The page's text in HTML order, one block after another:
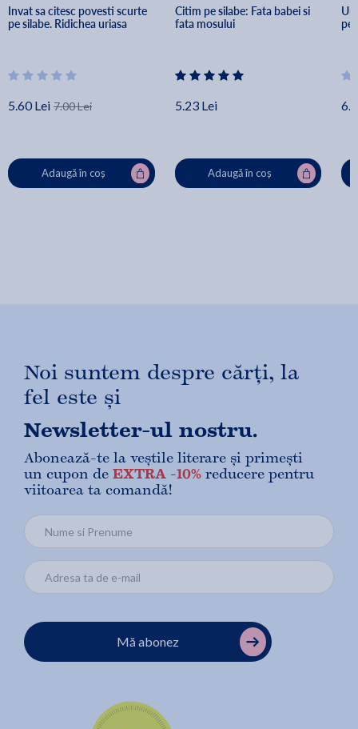
Invat sa citesc povesti scurte
pe silabe. Ridichea uriasa
5.60 Lei 7.00 Lei
Adaugă în coș
Citim pe silabe: Fata babei si
fata mosului
5.23 Lei
Adaugă în coș
pe
Noi suntem despre cărți, la
fel este și
Newsletter-ul nostru.
Abonează-te la veștile literare și primești
un cupon de EXTRA -10% reducere pentru
viitoarea ta comandă!
Mă abonez